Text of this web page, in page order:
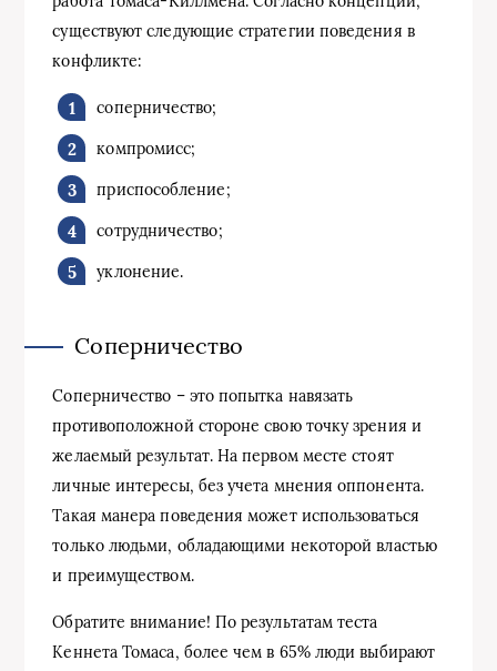
существуют следующие стратегии поведения в
конфликте:
соперничество;
компромисс;
приспособление;
сотрудничество;
уклонение.
Соперничество
Соперничество – это попытка навязать
противоположной стороне свою точку зрения и
желаемый результат. На первом месте стоят
личные интересы, без учета мнения оппонента.
Такая манера поведения может использоваться
только людьми, обладающими некоторой властью
и преимуществом.
Обратите внимание! По результатам теста
Кеннета Томаса, более чем в 65% люди выбирают